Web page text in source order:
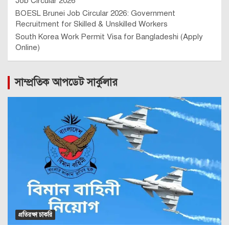
BOESL Brunei Job Circular 2026: Government
Recruitment for Skilled & Unskilled Workers
South Korea Work Permit Visa for Bangladeshi (Apply
Online)
সাম্প্রতিক আপডেট সার্কুলার
প্রতিরক্ষা চাকরি